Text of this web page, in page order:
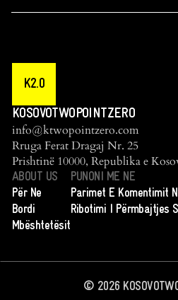
K2.0
KOSOVOTWOPOINTZERO
info@ktwopointzero.com
Rruga Ferat Dragaj Nr. 25
Prishtinë 10000, Republika e
ABOUT US
Për Ne
Bordi
Mbështetësit
PUNONI ME NE
Parimet E Komentimit
Ribotimi I Përmbajtjes
© 2026